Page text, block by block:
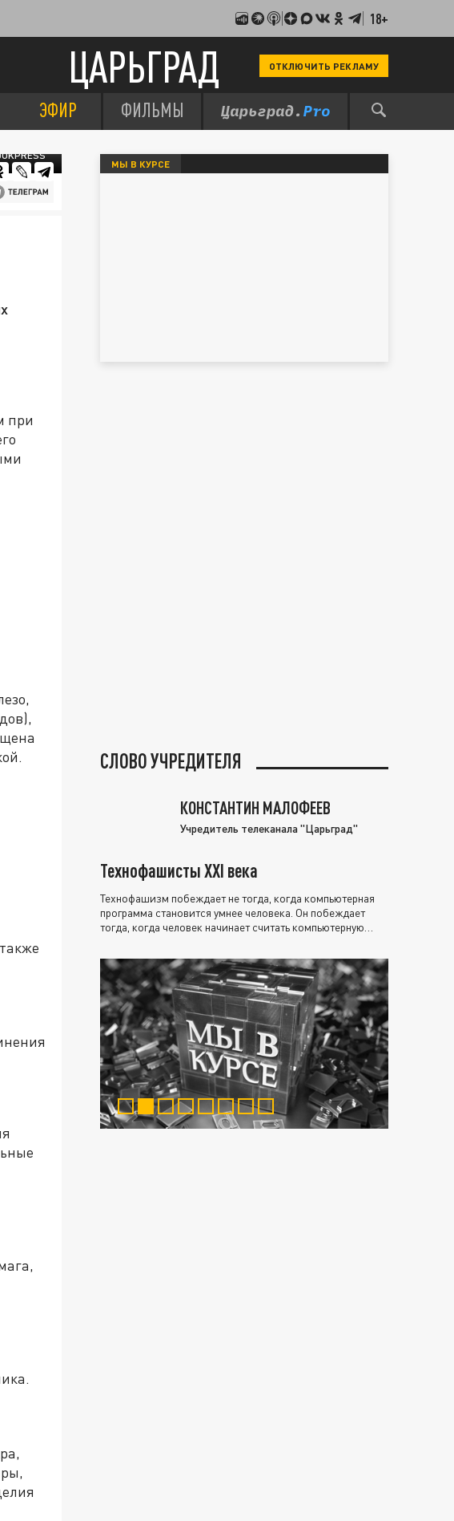
18+
ЦАРЬГРАД ОТКЛЮЧИТЬ РЕКЛАМУ
ЭФИР ФИЛЬМЫ
при
МЫ В КУРСЕ
СЛОВО УЧРЕДИТЕЛЯ
КОНСТАНТИН МАЛОФЕЕВ
Учредитель телеканала "Царьград"
Технофашисты XXI века
Технофашизм побеждает не тогда, когда компьютерная
программа становится умнее человека. Он побеждает
тогда, когда человек начинает считать компьютерную